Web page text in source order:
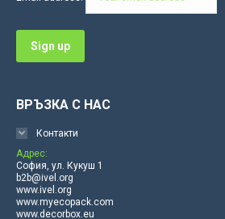
windowwindowwindow
ВРЪЗКА С НАС
Контакти
Адрес:
София, ул. Кукуш 1
b2b@ivel.org
www.ivel.org
www.myecopack.com
www.decorbox.eu